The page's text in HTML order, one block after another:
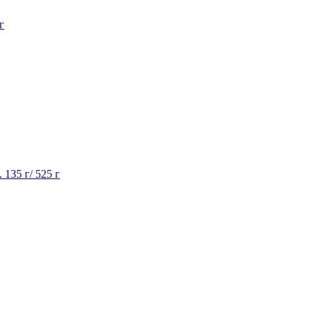
135 г/ 525 г